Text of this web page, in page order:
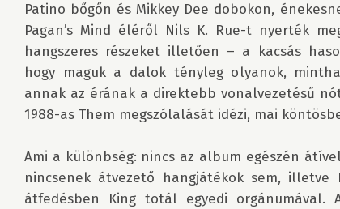
Patino bőgőn és Mikkey Dee dobokon,
Pagan’s Mind éléről Nils K. Rue-t nyerték
hangszeres részeket illetően – a kacsás
hogy maguk a dalok tényleg olyanok,
annak az érának a direktebb vonalvezetésű
1988-as Them megszólalását idézi, mai
Ami a különbség: nincs az album egészén
nincsenek átvezető hangjátékok sem, illetve
átfedésben King totál egyedi orgánumával.